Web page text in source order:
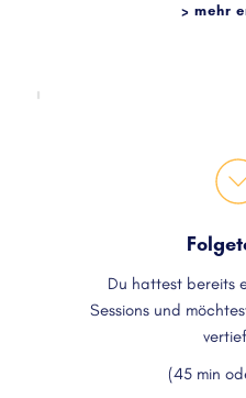
> mehr
Du hattest bereits
Sessions und
(45 min